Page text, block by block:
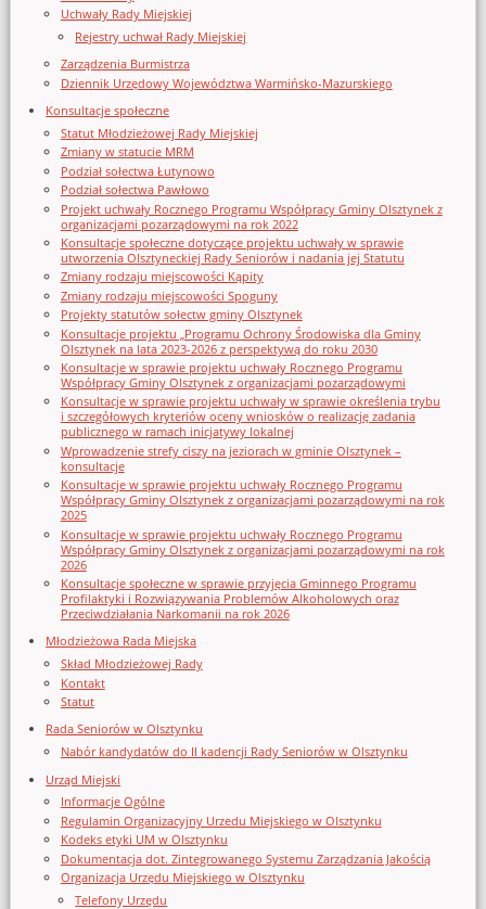
Uchwały Rady Miejskiej
Rejestry uchwał Rady Miejskiej
Zarządzenia Burmistrza
Dziennik Urzędowy Województwa Warmińsko-Mazurskiego
Konsultacje społeczne
Statut Młodzieżowej Rady Miejskiej
Zmiany w statucie MRM
Podział sołectwa Łutynowo
Podział sołectwa Pawłowo
Projekt uchwały Rocznego Programu Współpracy Gminy Olsztynek z
organizacjami pozarządowymi na rok 2022
Konsultacje społeczne dotyczące projektu uchwały w sprawie
utworzenia Olsztyneckiej Rady Seniorów i nadania jej Statutu
Zmiany rodzaju miejscowości Kąpity
Zmiany rodzaju miejscowości Spoguny
Projekty statutów sołectw gminy Olsztynek
Konsultacje projektu „Programu Ochrony Środowiska dla Gminy
Olsztynek na lata 2023-2026 z perspektywą do roku 2030
Konsultacje w sprawie projektu uchwały Rocznego Programu
Współpracy Gminy Olsztynek z organizacjami pozarządowymi
Konsultacje w sprawie projektu uchwały w sprawie określenia trybu
i szczegółowych kryteriów oceny wniosków o realizację zadania
publicznego w ramach inicjatywy lokalnej
Wprowadzenie strefy ciszy na jeziorach w gminie Olsztynek –
konsultacje
Konsultacje w sprawie projektu uchwały Rocznego Programu
Współpracy Gminy Olsztynek z organizacjami pozarządowymi na rok
2025
Konsultacje w sprawie projektu uchwały Rocznego Programu
Współpracy Gminy Olsztynek z organizacjami pozarządowymi na rok
2026
Konsultacje społeczne w sprawie przyjęcia Gminnego Programu
Profilaktyki i Rozwiązywania Problemów Alkoholowych oraz
Przeciwdziałania Narkomanii na rok 2026
Młodzieżowa Rada Miejska
Skład Młodzieżowej Rady
Kontakt
Statut
Rada Seniorów w Olsztynku
Nabór kandydatów do II kadencji Rady Seniorów w Olsztynku
Urząd Miejski
Informacje Ogólne
Regulamin Organizacyjny Urzedu Miejskiego w Olsztynku
Kodeks etyki UM w Olsztynku
Dokumentacja dot. Zintegrowanego Systemu Zarządzania Jakością
Organizacja Urzędu Miejskiego w Olsztynku
Telefony Urzędu